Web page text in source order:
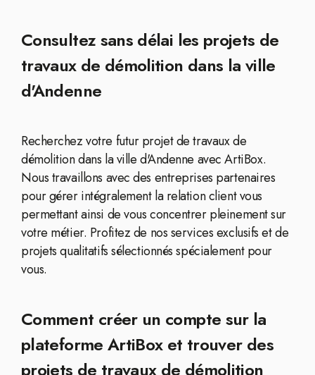
Consultez sans délai les projets de
travaux de démolition dans la ville
d'Andenne
Recherchez votre futur projet de travaux de
démolition dans la ville d'Andenne avec ArtiBox.
Nous travaillons avec des entreprises partenaires
pour gérer intégralement la relation client vous
permettant ainsi de vous concentrer pleinement sur
votre métier. Profitez de nos services exclusifs et de
projets qualitatifs sélectionnés spécialement pour
vous.
Comment créer un compte sur la
plateforme ArtiBox et trouver des
projets de travaux de démolition